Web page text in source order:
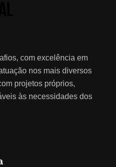
com excelência em
nos mais diversos
projetos próprios,
às necessidades dos